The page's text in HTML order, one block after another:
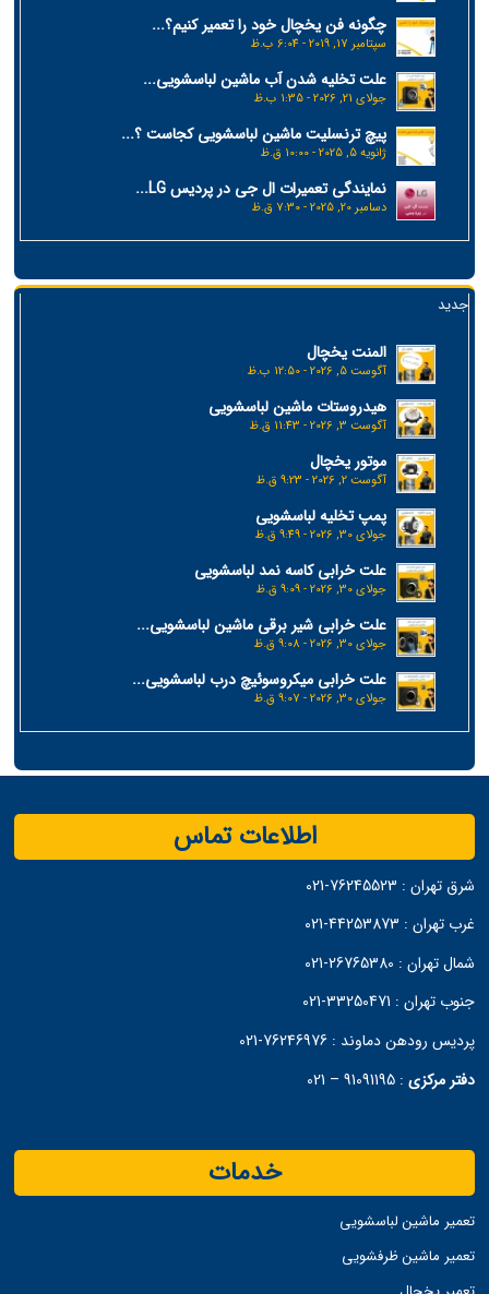
چگونه فن یخچال خود را تعمیر کنیم؟...
سپتامبر 17, 2019 - 6:04 ب.ظ
علت تخلیه شدن آب ماشین لباسشویی...
جولای 21, 2026 - 1:35 ب.ظ
پیچ ترنسلیت ماشین لباسشویی کجاست ؟...
ژانویه 5, 2025 - 10:00 ق.ظ
نمایندگی تعمیرات ال جی در پردیس LG...
دسامبر 20, 2025 - 7:30 ق.ظ
جدید
المنت یخچال
آگوست 5, 2026 - 12:50 ب.ظ
هیدروستات ماشین لباسشویی
آگوست 3, 2026 - 11:43 ق.ظ
موتور یخچال
آگوست 2, 2026 - 9:23 ق.ظ
پمپ تخلیه لباسشویی
جولای 30, 2026 - 9:49 ق.ظ
علت خرابی کاسه نمد لباسشویی
جولای 30, 2026 - 9:09 ق.ظ
علت خرابی شیر برقی ماشین لباسشویی...
جولای 30, 2026 - 9:08 ق.ظ
علت خرابی میکروسوئیچ درب لباسشویی...
جولای 30, 2026 - 9:07 ق.ظ
اطلاعات تماس
شرق تهران : 76245523-021
غرب تهران : 44253873-021
شمال تهران :
جنوب تهران : 33250471-021
پردیس رودهن دماوند :76246976-021
دفتر مرکزی :
91091195 – 021
خدمات
تعمیر ماشین لباسشویی
تعمیر ماشین ظرفشویی